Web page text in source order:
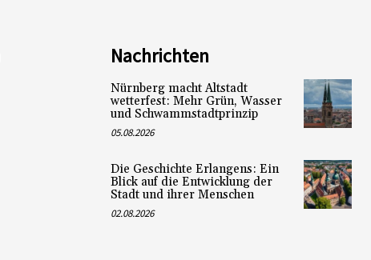
Nachrichten
Nürnberg macht Altstadt
wetterfest: Mehr Grün, Wasser
und Schwammstadtprinzip
05.08.2026
Die Geschichte Erlangens: Ein
Blick auf die Entwicklung der
Stadt und ihrer Menschen
02.08.2026